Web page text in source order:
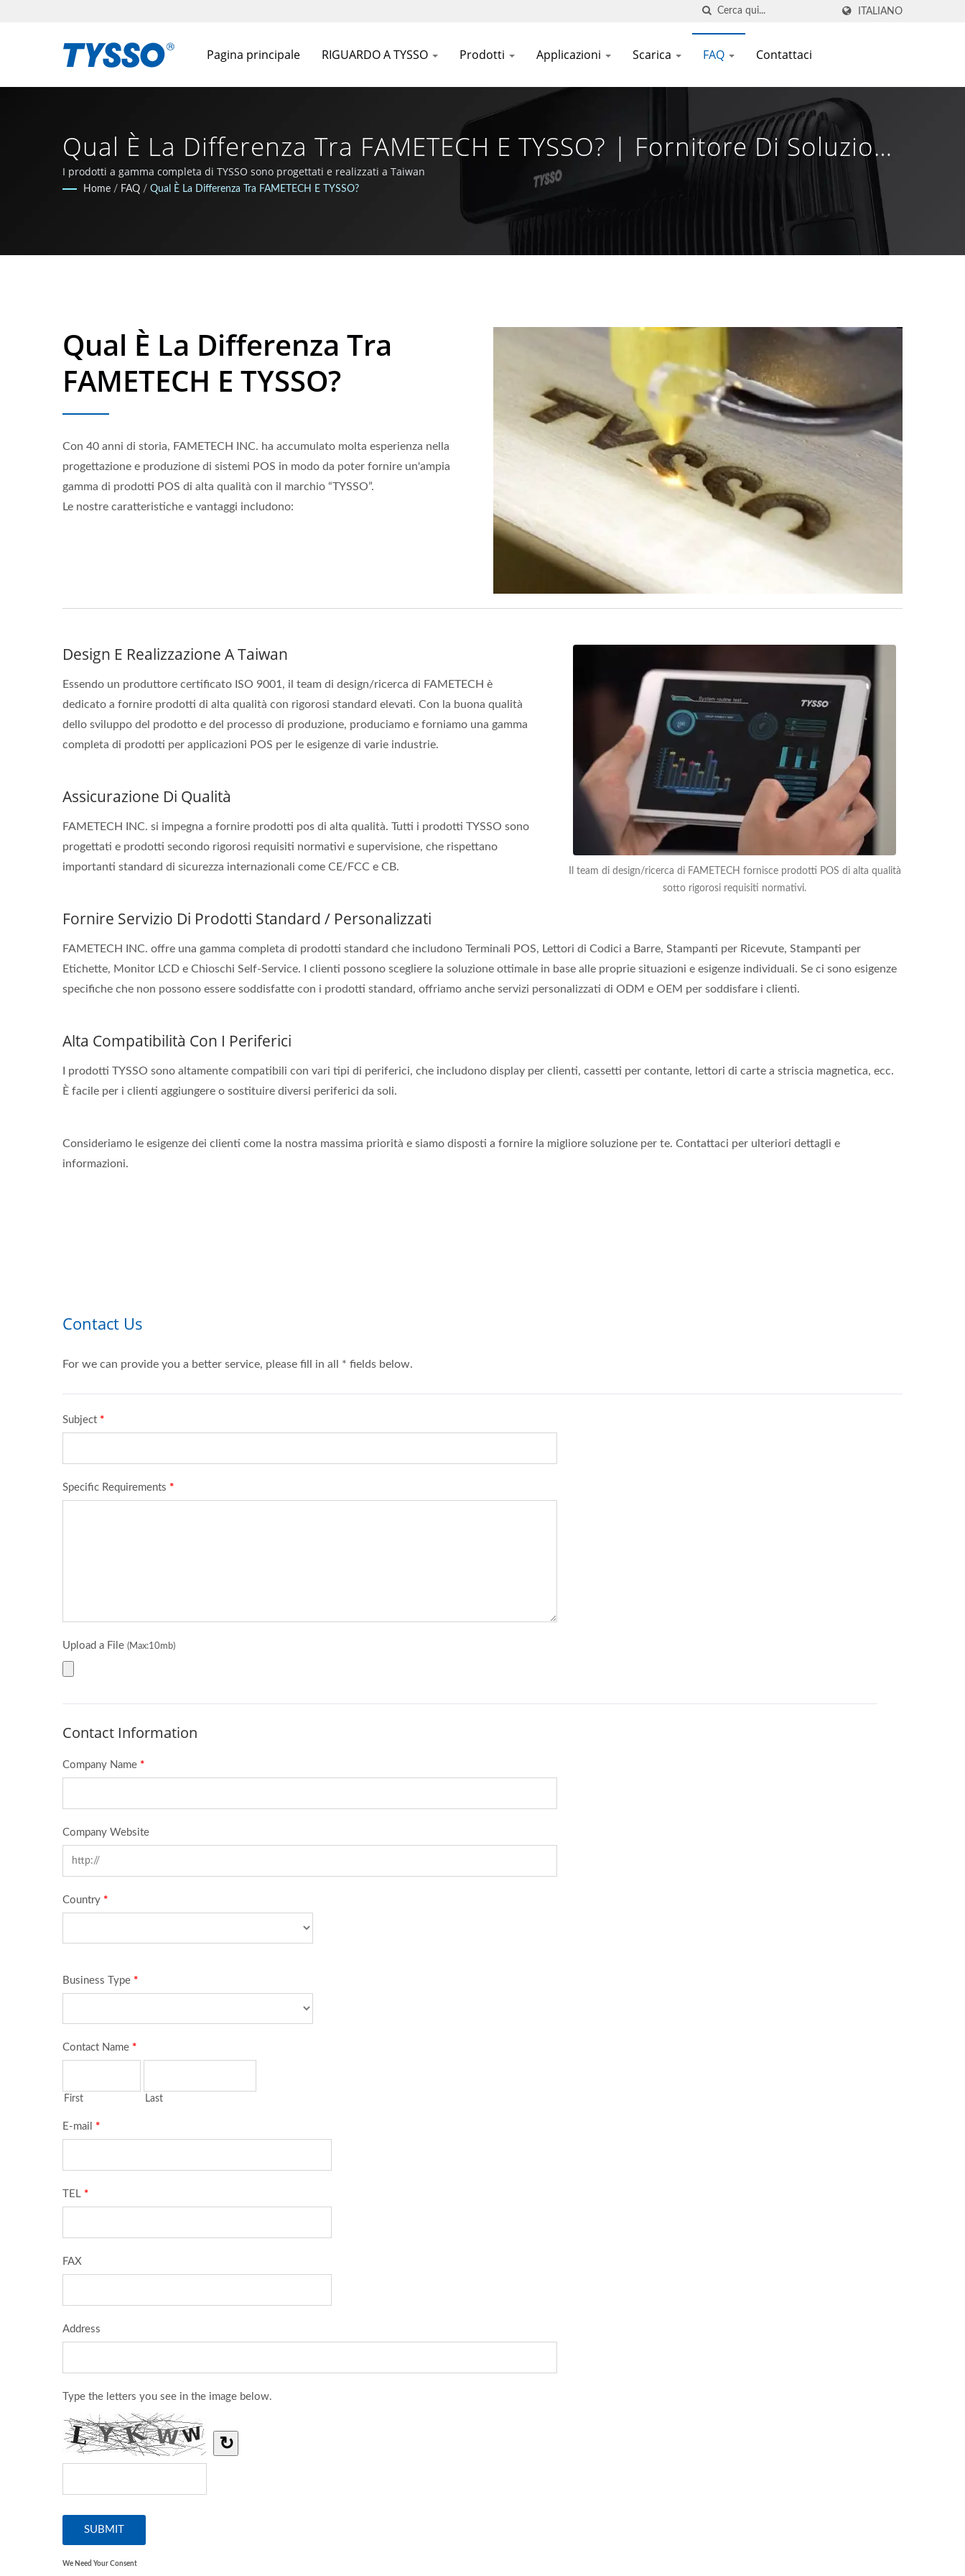
ITALIANO
Pagina principale RIGUARDO A TYSSO Prodotti Applicazioni Scarica FAQ Contattaci
Qual È La Differenza Tra FAMETECH E TYSSO? | Fornitore Di Soluzioni
One-Stop-Shop Per POS E Auto-ID | FAMETECH INC
I prodotti a gamma completa di TYSSO sono progettati e realizzati a Taiwan
Home / FAQ / Qual È La Differenza Tra FAMETECH E TYSSO?
Qual È La Differenza Tra
FAMETECH E TYSSO?
Con 40 anni di storia, FAMETECH INC. ha accumulato molta esperienza nella
progettazione e produzione di sistemi POS in modo da poter fornire un'ampia
gamma di prodotti POS di alta qualità con il marchio “TYSSO”.
Le nostre caratteristiche e vantaggi includono:
Il team di design/ricerca di FAMETECH fornisce prodotti POS di alta qualità
sotto rigorosi requisiti normativi.
Design E Realizzazione A Taiwan
Essendo un produttore certificato ISO 9001, il team di design/ricerca di FAMETECH è
dedicato a fornire prodotti di alta qualità con rigorosi standard elevati. Con la buona qualità
dello sviluppo del prodotto e del processo di produzione, produciamo e forniamo una gamma
completa di prodotti per applicazioni POS per le esigenze di varie industrie.
Assicurazione Di Qualità
FAMETECH INC. si impegna a fornire prodotti pos di alta qualità. Tutti i prodotti TYSSO sono
progettati e prodotti secondo rigorosi requisiti normativi e supervisione, che rispettano
importanti standard di sicurezza internazionali come CE/FCC e CB.
Fornire Servizio Di Prodotti Standard / Personalizzati
FAMETECH INC. offre una gamma completa di prodotti standard che includono Terminali POS, Lettori di Codici a Barre, Stampanti per Ricevute, Stampanti per
Etichette, Monitor LCD e Chioschi Self-Service. I clienti possono scegliere la soluzione ottimale in base alle proprie situazioni e esigenze individuali. Se ci sono esigenze
specifiche che non possono essere soddisfatte con i prodotti standard, offriamo anche servizi personalizzati di ODM e OEM per soddisfare i clienti.
Alta Compatibilità Con I Periferici
I prodotti TYSSO sono altamente compatibili con vari tipi di periferici, che includono display per clienti, cassetti per contante, lettori di carte a striscia magnetica, ecc.
È facile per i clienti aggiungere o sostituire diversi periferici da soli.
Consideriamo le esigenze dei clienti come la nostra massima priorità e siamo disposti a fornire la migliore soluzione per te. Contattaci per ulteriori dettagli e
informazioni.